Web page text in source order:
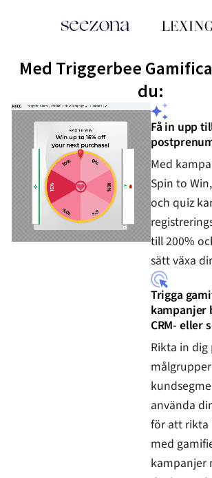
Med Triggerbee
du:
Få in upp
Med
Spin to
och quiz
till 200%
sätt växa
Trigga
kampanjer
CRM- eller
Rikta in dig
använda
för att rikta
med
kampanjer